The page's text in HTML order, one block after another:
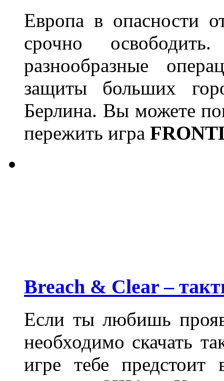
Европа в опасности
срочно
разнообразные
защиты больших
Берлина. Вы можете
пережить игра
Breach & Clear –
Если ты любишь
необходимо скачать
игре тебе